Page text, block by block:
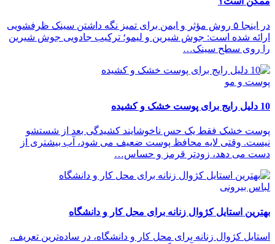
در اینجا ۵ روش مؤثر و ایمن برای تمیز نگه داشتن سینک ظرفشویی
ارائه شده است: جوش شیرین و لیمو؛ ترکیب جادویی جوش شیرین
را روی سطح سینک…
پوست و مو
10 دلیل رایج برای پوست خشک و کشیده
پوست خشک فقط یک حس ناخوشایند کشیدگی بعد از شستشو
نیست. وقتی لایه محافظ پوست ضعیف می شود، آب بیشتری از
دست می دهد، زودتر قرمز و حساس…
لباس بیرونی
بهترین استایل کژوال زنانه برای محل کار و دانشگاه
استایل کژوال زنانه برای محل کار و دانشگاه، در ساده‌ترین تعریف،